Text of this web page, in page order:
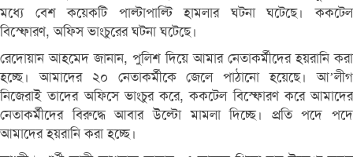
মধ্যে বেশ কয়েকটি পাল্টাপাল্টি হামলার ঘটনা ঘটেছে। ককটেল
বিস্ফোরণ, অফিস ভাংচুরের ঘটনা ঘটেছে।
রেদোয়ান আহমেদ জানান, পুলিশ দিয়ে আমার নেতাকর্মীদের হয়রানি করা
হচ্ছে। আমাদের ২০ নেতাকর্মীকে জেলে পাঠানো হয়েছে। আ’লীগ
নিজেরাই তাদের অফিসে ভাংচুর করে, ককটেল বিস্ফোরণ করে আমাদের
নেতাকর্মীদের বিরুদ্ধে আবার উল্টো মামলা দিচ্ছে। প্রতি পদে পদে
আমাদের হয়রানি করা হচ্ছে।